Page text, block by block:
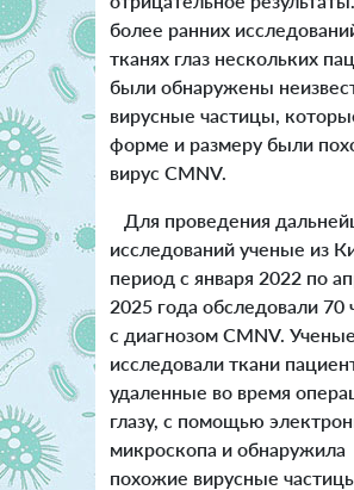
более ранних
тканях глаз нескольких
были обнаружены
вирусные частицы,
форме и размеру были
вирус CMNV.
Для проведения
исследований ученые из
период с января 2022 по
2025 года обследовали 70
с диагнозом CMNV. Ученые
исследовали ткани
удаленные во время
глазу, с помощью
микроскопа и обнаружила
похожие вирусные